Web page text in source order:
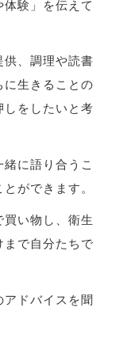
験」を伝えて
供、調理や読書
に生きることの
しをしたいと考
に語り合うこ
ができます。
買い物し、衛生
まで自分たちで
アドバイスを聞